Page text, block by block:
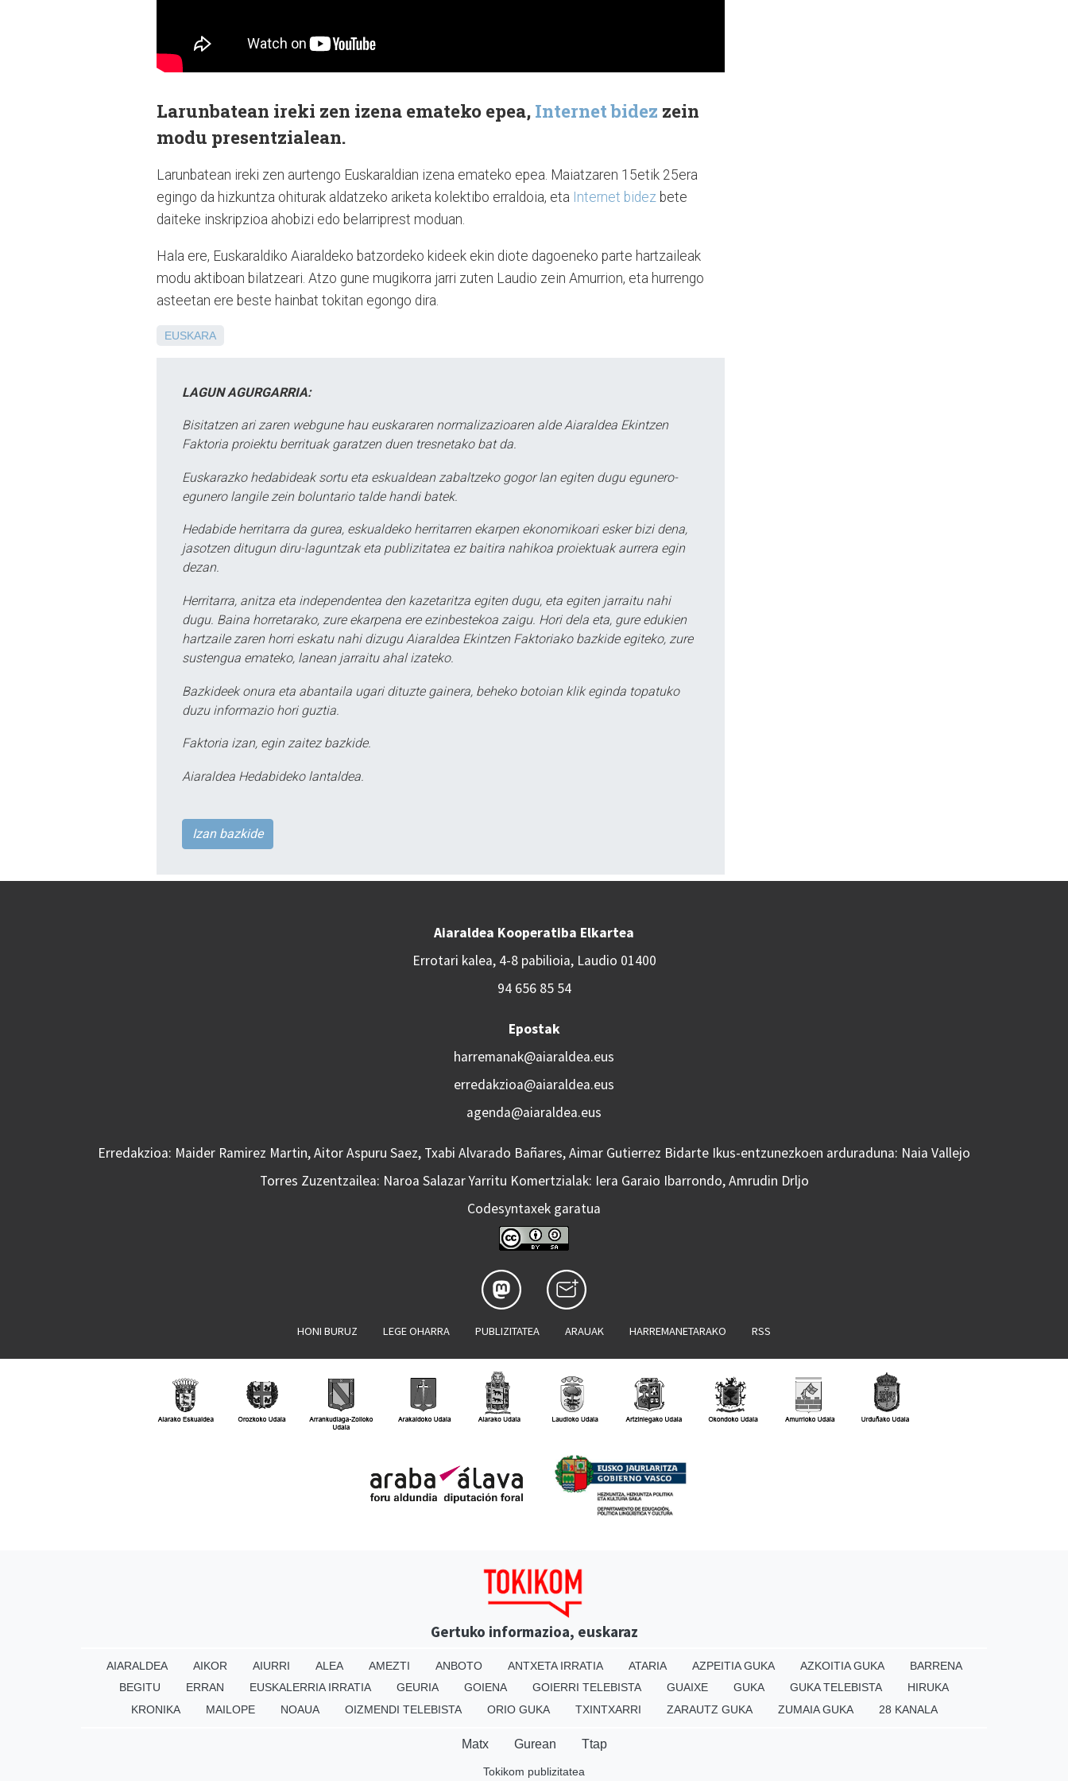
Larunbatean ireki zen izena emateko epea, Internet bidez zein
modu presentzialean.
Larunbatean ireki zen aurtengo Euskaraldian izena emateko epea. Maiatzaren 15etik 25era
egingo da hizkuntza ohiturak aldatzeko ariketa kolektibo erraldoia, eta Internet bidez bete
daiteke inskripzioa ahobizi edo belarriprest moduan.
Hala ere, Euskaraldiko Aiaraldeko batzordeko kideek ekin diote dagoeneko parte hartzaileak
modu aktiboan bilatzeari. Atzo gune mugikorra jarri zuten Laudio zein Amurrion, eta hurrengo
asteetan ere beste hainbat tokitan egongo dira.
EUSKARA
LAGUN AGURGARRIA:
Bisitatzen ari zaren webgune hau euskararen normalizazioaren alde Aiaraldea Ekintzen
Faktoria proiektu berrituak garatzen duen tresnetako bat da.
Euskarazko hedabideak sortu eta eskualdean zabaltzeko gogor lan egiten dugu egunero-
egunero langile zein boluntario talde handi batek.
Hedabide herritarra da gurea, eskualdeko herritarren ekarpen ekonomikoari esker bizi dena,
jasotzen ditugun diru-laguntzak eta publizitatea ez baitira nahikoa proiektuak aurrera egin
dezan.
Herritarra, anitza eta independentea den kazetaritza egiten dugu, eta egiten jarraitu nahi
dugu. Baina horretarako, zure ekarpena ere ezinbestekoa zaigu. Hori dela eta, gure edukien
hartzaile zaren horri eskatu nahi dizugu Aiaraldea Ekintzen Faktoriako bazkide egiteko, zure
sustengua emateko, lanean jarraitu ahal izateko.
Bazkideek onura eta abantaila ugari dituzte gainera, beheko botoian klik eginda topatuko
duzu informazio hori guztia.
Faktoria izan, egin zaitez bazkide.
Aiaraldea Hedabideko lantaldea.
Izan bazkide
Aiaraldea Kooperatiba Elkartea
Errotari kalea, 4-8 pabilioia, Laudio 01400
94 656 85 54
Epostak
harremanak@aiaraldea.eus
erredakzioa@aiaraldea.eus
agenda@aiaraldea.eus
Erredakzioa: Maider Ramirez Martin, Aitor Aspuru Saez, Txabi Alvarado Bañares, Aimar Gutierrez Bidarte Ikus-entzunezkoen arduraduna: Naia Vallejo
Torres Zuzentzailea: Naroa Salazar Yarritu Komertzialak: Iera Garaio Ibarrondo, Amrudin Drljo
Codesyntaxek garatua
HONI BURUZ LEGE OHARRA PUBLIZITATEA ARAUAK HARREMANETARAKO RSS
Gertuko informazioa, euskaraz
AIARALDEA AIKOR AIURRI ALEA AMEZTI ANBOTO ANTXETA IRRATIA ATARIA AZPEITIA GUKA AZKOITIA GUKA
BARRENA
BEGITU
ERRAN EUSKALERRIA IRRATIA GEURIA GOIENA GOIERRI TELEBISTA GUAIXE GUKA GUKA TELEBISTA
HIRUKA
KRONIKA
MAILOPE NOAUA OIZMENDI TELEBISTA ORIO GUKA TXINTXARRI ZARAUTZ GUKA ZUMAIA GUKA 28 KANALA
Matx Gurean Ttap
Tokikom publizitatea